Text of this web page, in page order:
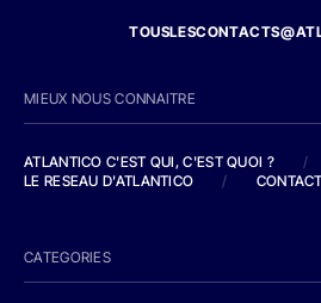
MIEUX NOUS CONNAITRE
ATLANTICO C'EST QUI, C'EST QUOI ?
/
LE RESEAU D'ATLANTICO
/ CONTACT
CATEGORIES